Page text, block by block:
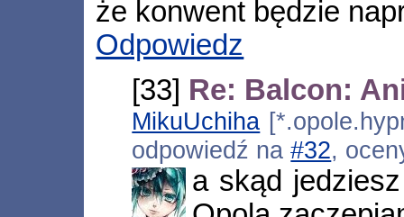
że konwent będzie
Odpowiedz
[33] Re: Balcon:
MikuUchiha
odpowiedź na#32,
a skąd